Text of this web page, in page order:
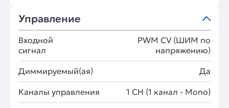
Управление
Входной
сигнал
PWM СV (ШИМ по
напряжению)
Диммируемый(ая) Да
Каналы управления 1 CH (1 канал - Mono)